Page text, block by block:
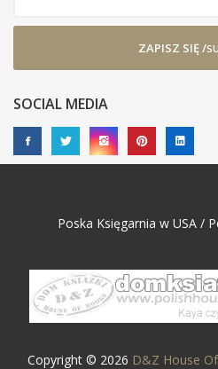
ZAPISZ SIĘ /
SOCIAL MEDIA
Poska Księgarnia w USA /
Copyright © 2026 D&Z House